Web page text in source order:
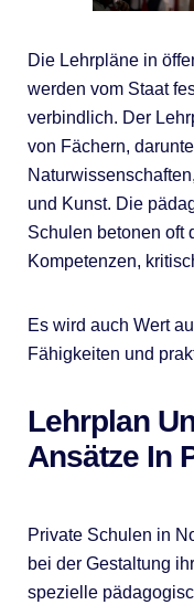
Die Lehrpläne in
werden vom Staat
verbindlich. Der
von Fächern,
und Kunst. Die
Schulen betonen oft
Kompetenzen,
Es wird auch Wert
Fähigkeiten und
Lehrplan
Ansätze In
Private Schulen in
bei der Gestaltung
spezielle